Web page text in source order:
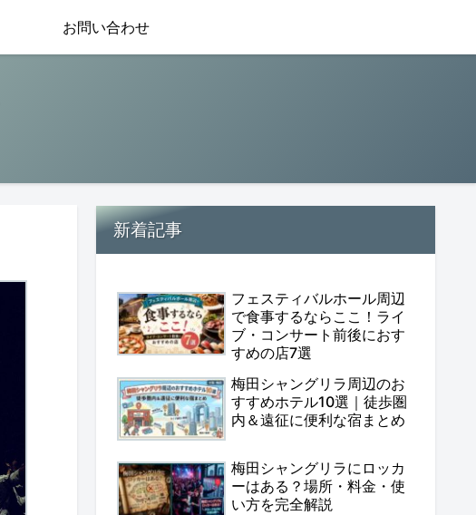
お問い合わせ
新着記事
フェスティバルホール周辺
で食事するならここ！ライ
ブ・コンサート前後におす
すめの店7選
梅田シャングリラ周辺のお
すすめホテル10選｜徒歩圏
内＆遠征に便利な宿まとめ
梅田シャングリラにロッカ
ーはある？場所・料金・使
い方を完全解説